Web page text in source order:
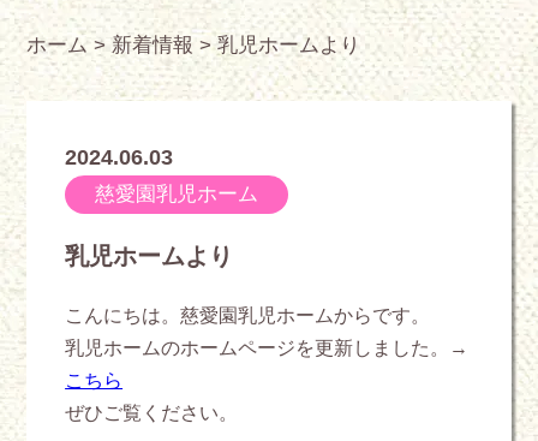
ホーム > 新着情報 >乳児ホームより
2024.06.03
慈愛園乳児ホーム
乳児ホームより
こんにちは。慈愛園乳児ホームからです。
乳児ホームのホームページを更新しました。→
こちら
ぜひご覧ください。